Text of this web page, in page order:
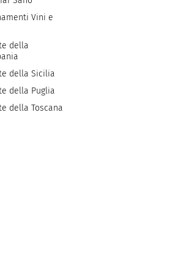
Vini e
della
della Sicilia
della Puglia
della Toscana